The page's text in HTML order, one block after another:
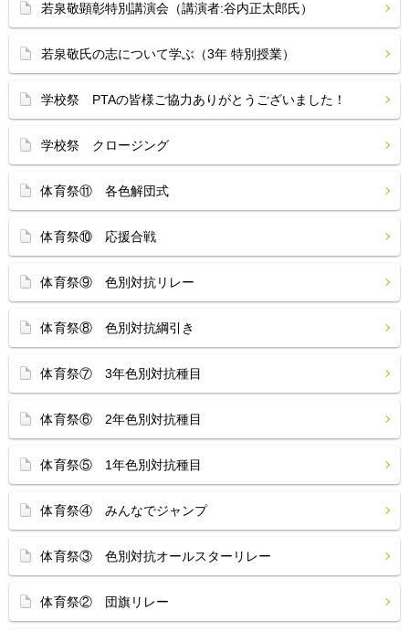
若泉敬顕彰特別講演会（講演者:谷内正太郎氏）
若泉敬氏の志について学ぶ（3年 特別授業）
学校祭 PTAの皆様ご協力ありがとうございました！
学校祭 クロージング
体育祭⑪ 各色解団式
体育祭⑩ 応援合戦
体育祭⑨ 色別対抗リレー
体育祭⑧ 色別対抗綱引き
体育祭⑦ 3年色別対抗種目
体育祭⑥ 2年色別対抗種目
体育祭⑤ 1年色別対抗種目
体育祭④ みんなでジャンプ
体育祭③ 色別対抗オールスターリレー
体育祭② 団旗リレー